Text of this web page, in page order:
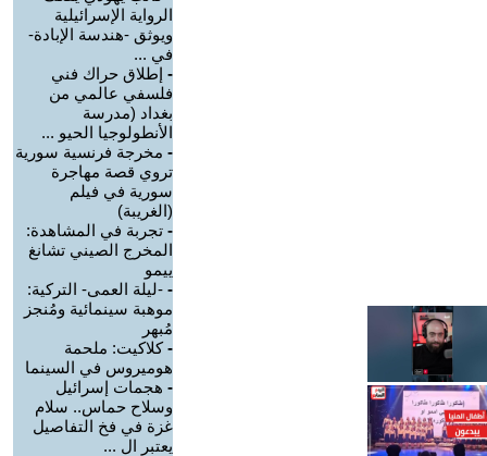
الرواية الإسرائيلية
ويوثق -هندسة الإبادة-
في ...
- إطلاق حراك فني
فلسفي عالمي من
بغداد (مدرسة
الأنطولوجيا الحيو ...
- مخرجة فرنسية سورية
تروي قصة مهاجرة
سورية في فيلم
(الغريبة)
- تجربة في المشاهدة:
المخرج الصيني تشانغ
ييمو
- -ليلة العمى- التركية:
موهبة سينمائية ومُنجز
مُبهر
-كلاكيت: ملحمة
هوميروس في السينما
- هجمات إسرائيل
وسلاح حماس.. سلام
غزة في فخ التفاصيل
يعتبر ال ...